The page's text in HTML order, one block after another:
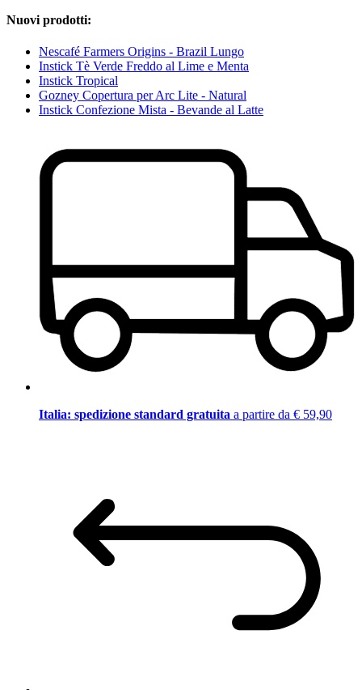
Nuovi prodotti:
Nescafé Farmers Origins - Brazil Lungo
Instick Tè Verde Freddo al Lime e Menta
Instick Tropical
Gozney Copertura per Arc Lite - Natural
Instick Confezione Mista - Bevande al Latte
Italia: spedizione standard gratuita a partire da € 59,90